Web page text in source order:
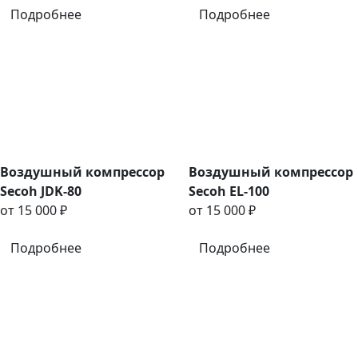
Подробнее Подробнее
Воздушный компрессор
Secoh JDK-80
от 15 000 ₽
Подробнее
Воздушный компрессор
Secoh EL-100
от 15 000 ₽
Подробнее